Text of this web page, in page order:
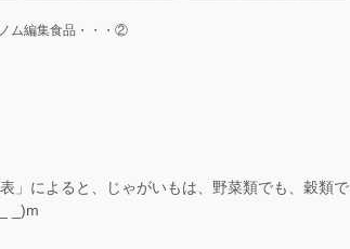
ム編集食品・・・②
」によると、じゃがいもは、野菜類でも、穀類で
_)m